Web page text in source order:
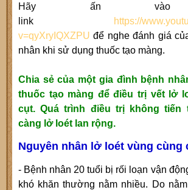
Hãy ấn vào
link
https://
v=qyXryIQXZPU để nghe đánh giá
nhân khi sử dụng thuốc tạo màng.
Chia sẻ của một gia đình bệnh
thuốc tạo màng để điều trị vết lở
cụt. Quá trình điều trị không tiến
càng lở loét lan rộng.
Nguyên nhân lở loét vùng cùng
- Bệnh nhân 20 tuổi bị rối loạn vận
khó khăn thường nằm nhiều. Do